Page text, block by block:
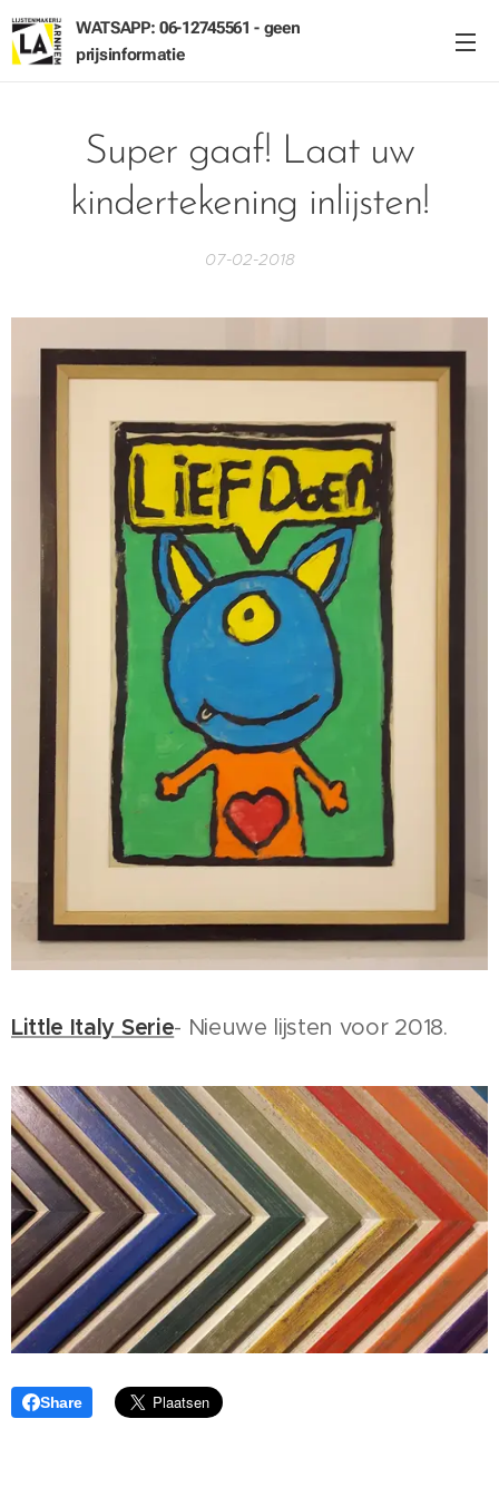
WATSAPP: 06-12745561 - geen
prijsinformatie
Super gaaf! Laat uw
kindertekening inlijsten!
07-02-2018
Little Italy Serie- Nieuwe lijsten voor 2018.
Share